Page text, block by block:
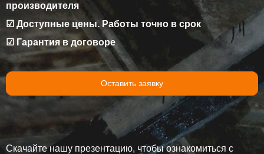
производителя
☑ Доступные цены. Работы точно в срок
☑ Гарантия в договоре
Оставить заявку
Скачайте нашу презентацию, чтобы ознакомиться с